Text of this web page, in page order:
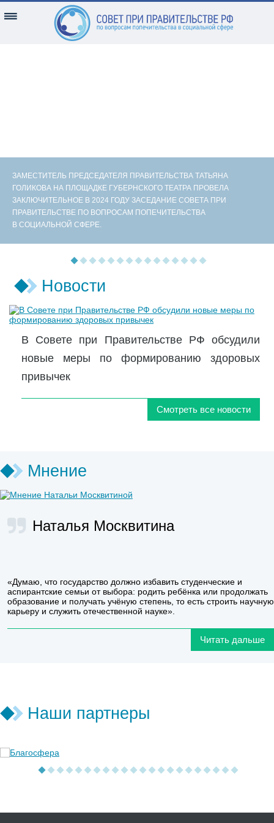
ЗАМЕСТИТЕЛЬ ПРЕДСЕДАТЕЛЯ ПРАВИТЕЛЬСТВА ТАТЬЯНА
ГОЛИКОВА НА ПЛОЩАДКЕ ГУБЕРНСКОГО ТЕАТРА ПРОВЕЛА
ЗАКЛЮЧИТЕЛЬНОЕ В 2024 ГОДУ ЗАСЕДАНИЕ СОВЕТА ПРИ
ПРАВИТЕЛЬСТВЕ ПО ВОПРОСАМ ПОПЕЧИТЕЛЬСТВА
В СОЦИАЛЬНОЙ СФЕРЕ.
Новости
В Совете при Правительстве РФ обсудили
новые меры по формированию здоровых
привычек
Смотреть все новости
Мнение
Наталья Москвитина
«Думаю, что государство должно избавить студенческие и
аспирантские семьи от выбора: родить ребёнка или продолжать
образование и получать учёную степень, то есть строить научную
карьеру и служить отечественной науке».
Читать дальше
Наши партнеры